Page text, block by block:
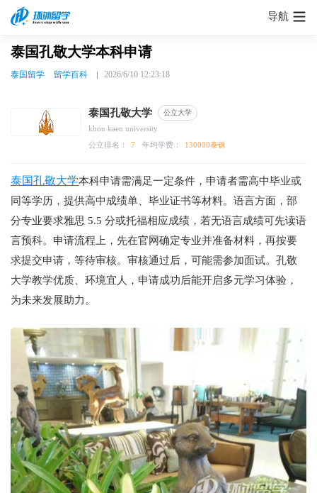
导航
泰国孔敬大学本科申请
泰国留学 留学百科 2026/6/10 12:23:18
泰国孔敬大学 公立大学
khon kaen university
公立排名：
7 年均学费： 130000泰铢
泰国孔敬大学本科申请需满足一定条件，申请者需高中毕业或
同等学历，提供高中成绩单、毕业证书等材料。语言方面，部
分专业要求雅思 5.5 分或托福相应成绩，若无语言成绩可先读语
言预科。申请流程上，先在官网确定专业并准备材料，再按要
求提交申请，等待审核。审核通过后，可能需参加面试。孔敬
大学教学优质、环境宜人，申请成功后能开启多元学习体验，
为未来发展助力。